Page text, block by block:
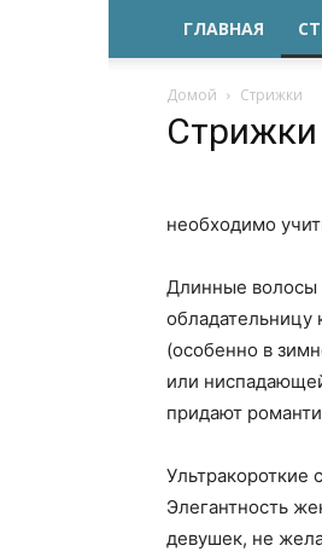
ГЛАВНАЯ
Домой Стрижки
Стрижки
необходимо
Длинные волосы
обладательницу
(особенно в
или
придают
Ультракороткие
Элегантность
девушек, не